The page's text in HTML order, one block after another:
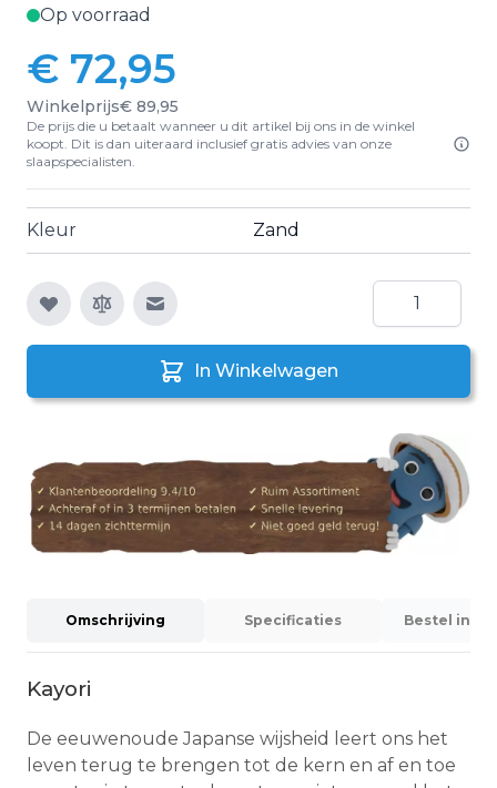
Op voorraad
€ 72,95
Winkelprijs€ 89,95
De prijs die u betaalt wanneer u dit artikel bij ons in de winkel
koopt. Dit is dan uiteraard inclusief gratis advies van onze
slaapspecialisten.
Kleur Zand
E-mail naar een vriend
Aantal
In Winkelwagen
Omschrijving Specificaties Bestel
Kayori
De eeuwenoude Japanse wijsheid leert ons het
leven terug te brengen tot de kern en af en toe